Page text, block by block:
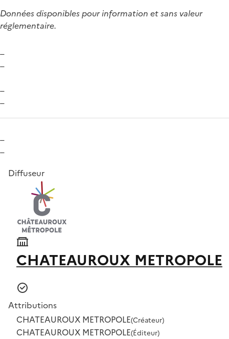
Données disponibles pour information et sans valeur
réglementaire.
Diffuseur
CHATEAUROUX METROPOLE
Attributions
CHATEAUROUX METROPOLE(Créateur)
CHATEAUROUX METROPOLE(Éditeur)